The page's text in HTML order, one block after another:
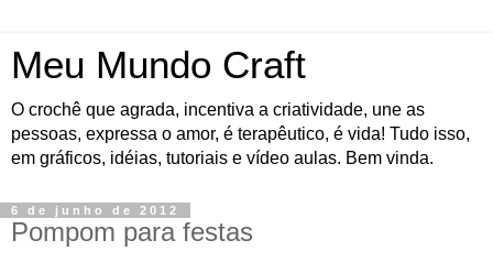
Meu Mundo Craft
O crochê que agrada, incentiva a criatividade, une as
pessoas, expressa o amor, é terapêutico, é vida! Tudo isso,
em gráficos, idéias, tutoriais e vídeo aulas. Bem vinda.
6 de junho de 2012
Pompom para festas